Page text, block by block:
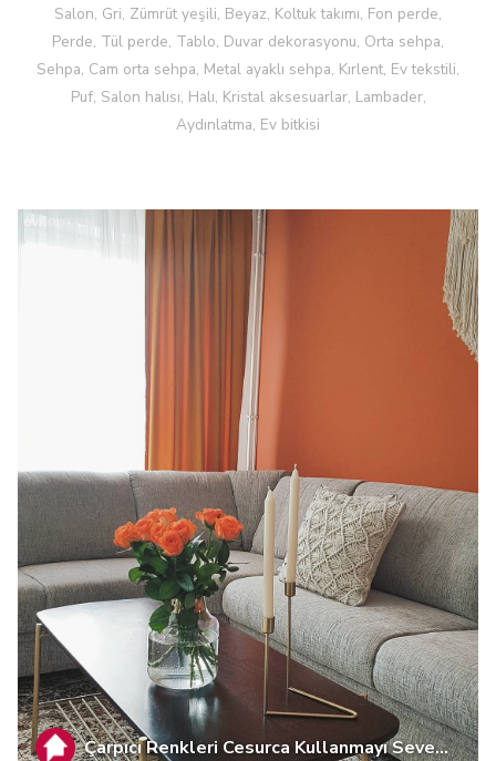
Salon, Gri, Zümrüt yeşili, Beyaz, Koltuk takımı, Fon perde,
Perde, Tül perde, Tablo, Duvar dekorasyonu, Orta sehpa,
Sehpa, Cam orta sehpa, Metal ayaklı sehpa, Kırlent, Ev tekstili,
Puf, Salon halısı, Halı, Kristal aksesuarlar, Lambader,
Aydınlatma, Ev bitkisi
Çarpıcı Renkleri Cesurca Kullanmayı Seve...